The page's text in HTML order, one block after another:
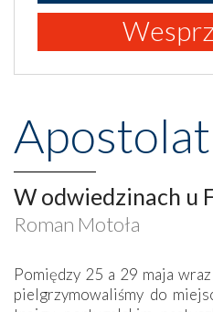
W odwiedzinach u
Roman Motoła
Pomiędzy 25 a 29 maja
pielgrzymowaliśmy do